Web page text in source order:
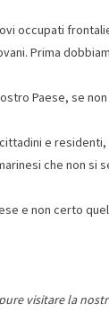
occupati
Prima
Paese, se
e
che non si
e non certo
visitare la